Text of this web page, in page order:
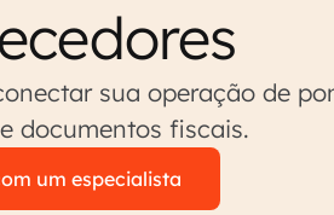
sua operação de
documentos fiscais.
um especialista